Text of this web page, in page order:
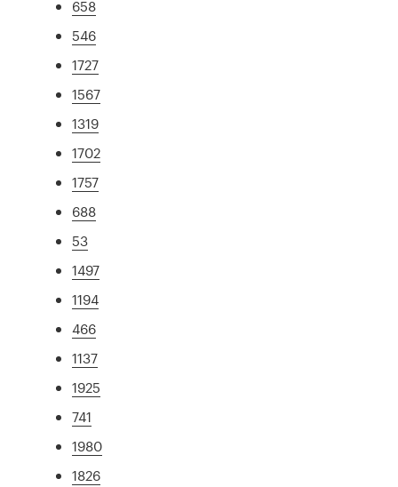
658
546
1727
1567
1319
1702
1757
688
53
1497
1194
466
1137
1925
741
1980
1826